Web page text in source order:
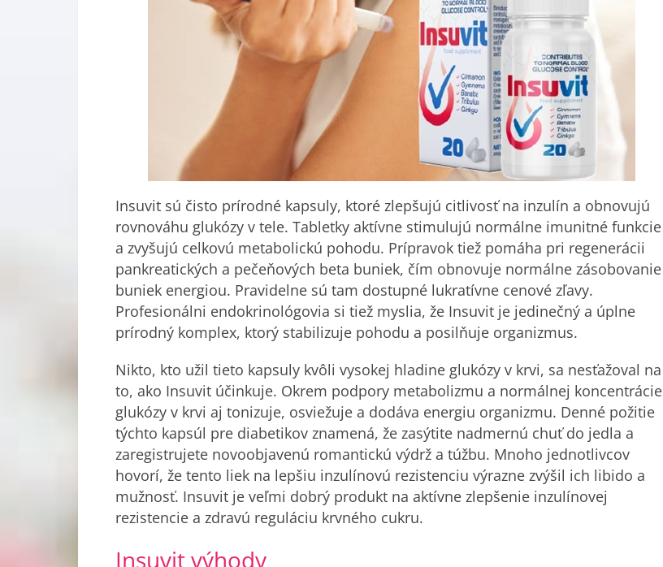
Insuvit sú čisto prírodné kapsuly, ktoré zlepšujú citlivosť na inzulín a obnovujú
rovnováhu glukózy v tele. Tabletky aktívne stimulujú normálne imunitné funkcie
a zvyšujú celkovú metabolickú pohodu. Prípravok tiež pomáha pri regenerácii
pankreatických a pečeňových beta buniek, čím obnovuje normálne zásobovanie
buniek energiou. Pravidelne sú tam dostupné lukratívne cenové zľavy.
Profesionálni endokrinológovia si tiež myslia, že Insuvit je jedinečný a úplne
prírodný komplex, ktorý stabilizuje pohodu a posilňuje organizmus.
Nikto, kto užil tieto kapsuly kvôli vysokej hladine glukózy v krvi, sa nesťažoval na
to, ako Insuvit účinkuje. Okrem podpory metabolizmu a normálnej koncentrácie
glukózy v krvi aj tonizuje, osviežuje a dodáva energiu organizmu. Denné požitie
týchto kapsúl pre diabetikov znamená, že zasýtite nadmernú chuť do jedla a
zaregistrujete novoobjavenú romantickú výdrž a túžbu. Mnoho jednotlivcov
hovorí, že tento liek na lepšiu inzulínovú rezistenciu výrazne zvýšil ich libido a
mužnosť. Insuvit je veľmi dobrý produkt na aktívne zlepšenie inzulínovej
rezistencie a zdravú reguláciu krvného cukru.
Insuvit výhody